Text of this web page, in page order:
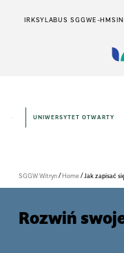
IRKSYLABUS SGGWE-HMS
UNIWERSYTET OTWARTY
SGGW Witryn/Home/Jak zapisać
Rozwiń